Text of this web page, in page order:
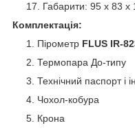
Габарити: 95 х 83
Комплектація:
Пірометр FLUS IR-
Термопара До-типу
Технічний паспорт і
Чохол-кобура
Крона